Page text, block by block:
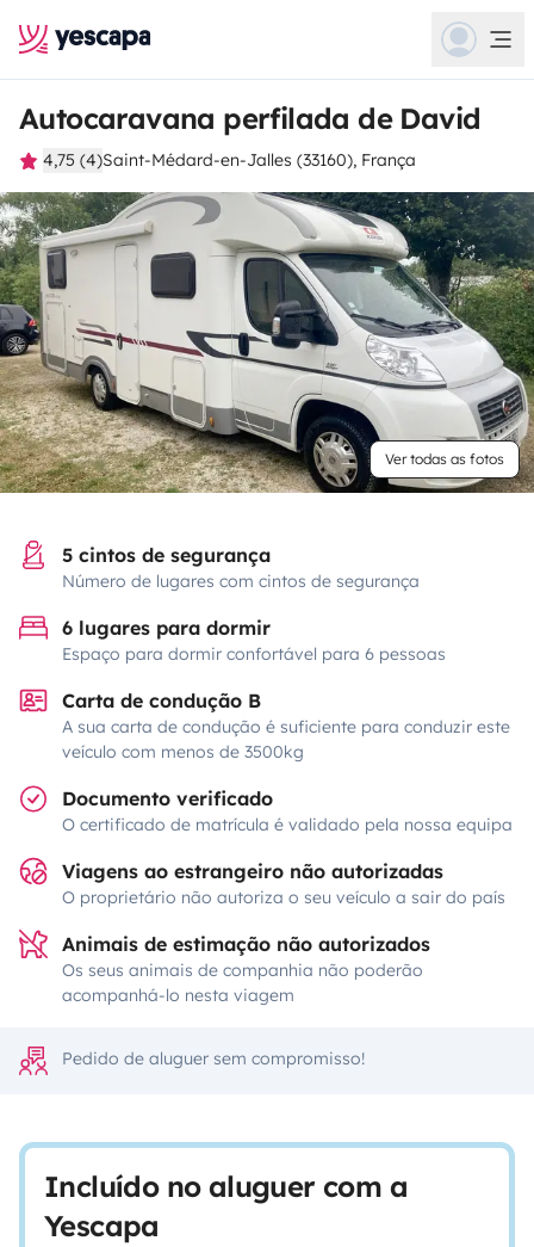
Autocaravana perfilada de David
4,75 (4)Saint-Médard-en-Jalles (33160), França
Ver todas as fotos
5 cintos de segurança
Número de lugares com cintos de segurança
6 lugares para dormir
Espaço para dormir confortável para 6 pessoas
Carta de condução B
A sua carta de condução é suficiente para conduzir este
veículo com menos de 3500kg
Documento verificado
O certificado de matrícula é validado pela nossa equipa
Viagens ao estrangeiro não autorizadas
O proprietário não autoriza o seu veículo a sair do país
Animais de estimação não autorizados
Os seus animais de companhia não poderão
acompanhá-lo nesta viagem
Pedido de aluguer sem compromisso!
Incluído no aluguer com a
Yescapa